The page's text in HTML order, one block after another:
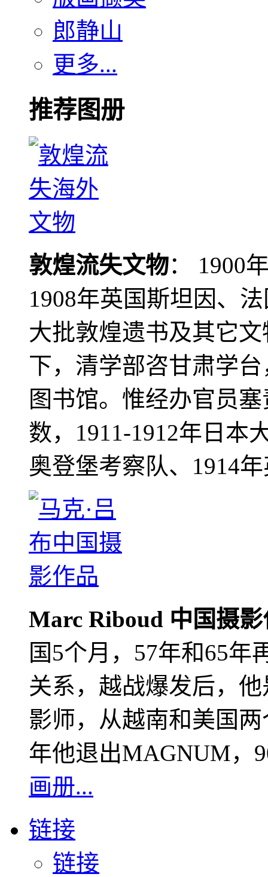
郎静山
更多...
推荐图册
敦煌流失文物： 1900
1908年英国斯坦因、
大批敦煌遗书及其它
下，清学部咨甘肃学
图书馆。惟经办官员
数，1911-1912年日本
奥登堡考察队、1914
Marc Riboud 中国摄
国5个月，57年和65年
关系，越战爆发后，
影师，从越南和美国
年他退出MAGNUM，
画册...
链接
链接